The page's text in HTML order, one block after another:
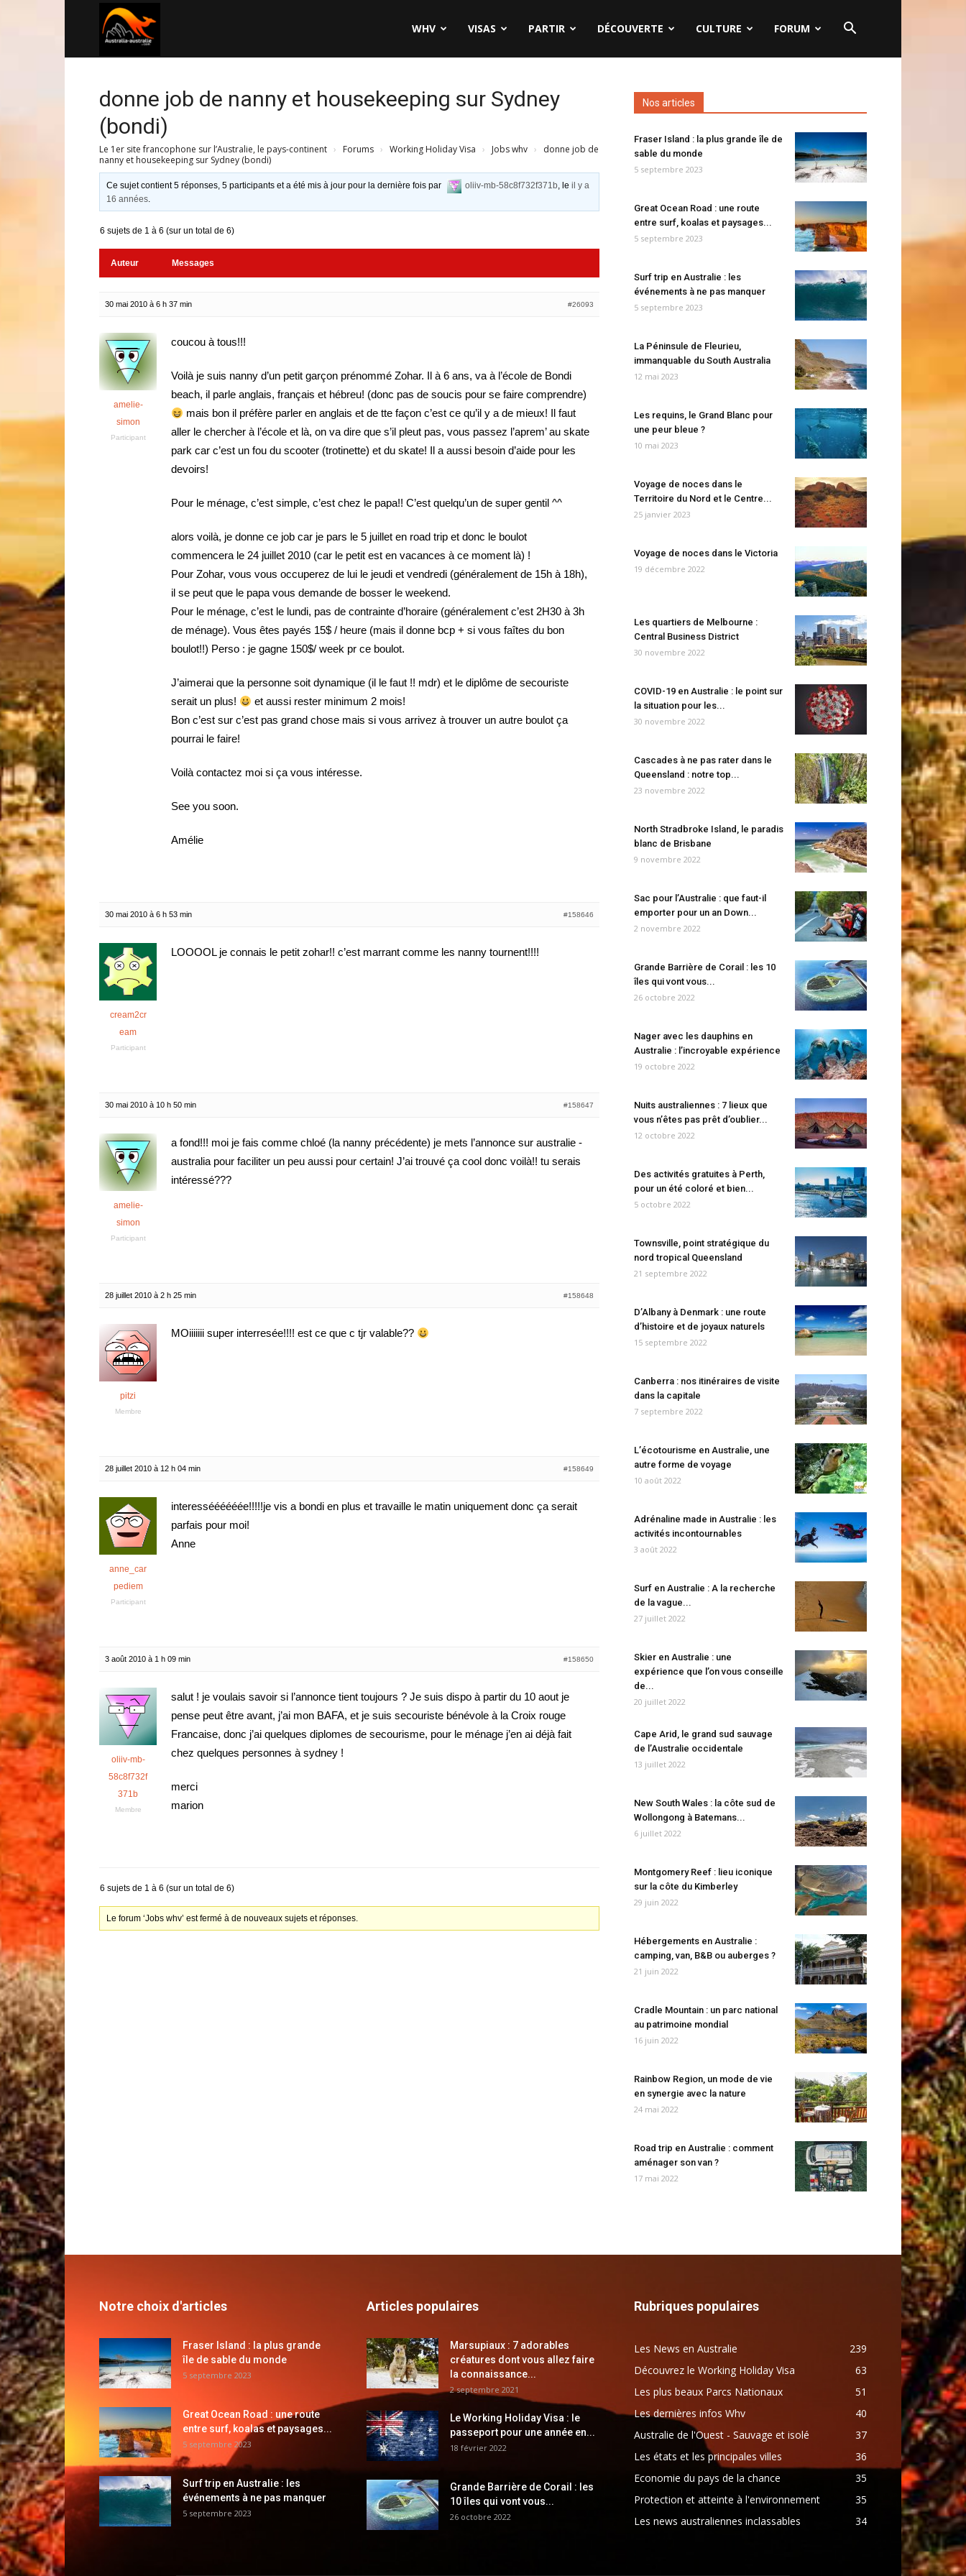
WHV VISAS PARTIR DÉCOUVERTE CULTURE FORUM
donne job de nanny et housekeeping sur Sydney
(bondi)
Le 1er site francophone sur l’Australie, le pays-continent › Forums › Working Holiday Visa › Jobs whv ›
donne job de
nanny et housekeeping sur Sydney (bondi)
Ce sujet contient 5 réponses, 5 participants et a été mis à jour pour la dernière fois par oliiv-mb-58c8f732f371b, leil y a
16 années.
6 sujets de 1 à 6 (sur un total de 6)
Auteur Messages
30 mai 2010 à 6 h 37 min #26093
amelie-
simon
Participant
coucou à tous!!!
Voilà je suis nanny d’un petit garçon prénommé Zohar. Il à 6 ans, va à l’école de Bondi
beach, il parle anglais, français et hébreu! (donc pas de soucis pour se faire comprendre)
mais bon il préfère parler en anglais et de tte façon c’est ce qu’il y a de mieux! Il faut
aller le chercher à l’école et là, on va dire que s’il pleut pas, vous passez l’aprem’ au skate
park car c’est un fou du scooter (trotinette) et du skate! Il a aussi besoin d’aide pour les
devoirs!
Pour le ménage, c’est simple, c’est chez le papa!! C’est quelqu’un de super gentil ^^
alors voilà, je donne ce job car je pars le 5 juillet en road trip et donc le boulot
commencera le 24 juillet 2010 (car le petit est en vacances à ce moment là) !
Pour Zohar, vous vous occuperez de lui le jeudi et vendredi (généralement de 15h à 18h),
il se peut que le papa vous demande de bosser le weekend.
Pour le ménage, c’est le lundi, pas de contrainte d’horaire (généralement c’est 2H30 à 3h
de ménage). Vous êtes payés 15$ / heure (mais il donne bcp + si vous faîtes du bon
boulot!!) Perso : je gagne 150$/ week pr ce boulot.
J’aimerai que la personne soit dynamique (il le faut !! mdr) et le diplôme de secouriste
serait un plus!
et aussi rester minimum 2 mois!
Bon c’est sur c’est pas grand chose mais si vous arrivez à trouver un autre boulot ça
pourrai le faire!
Voilà contactez moi si ça vous intéresse.
See you soon.
Amélie
30 mai 2010 à 6 h 53 min #158646
cream2cr
eam
Participant
LOOOOL je connais le petit zohar!! c’est marrant comme les nanny tournent!!!!
30 mai 2010 à 10 h 50 min #158647
amelie-
simon
Participant
a fond!!! moi je fais comme chloé (la nanny précédente) je mets l’annonce sur australie -
australia pour faciliter un peu aussi pour certain! J’ai trouvé ça cool donc voilà!! tu serais
intéressé???
28 juillet 2010 à 2 h 25 min #158648
pitzi
Membre
MOiiiiiii super interresée!!!! est ce que c tjr valable??
28 juillet 2010 à 12 h 04 min #158649
anne_car
pediem
Participant
interesséééééée!!!!!je vis a bondi en plus et travaille le matin uniquement donc ça serait
parfais pour moi!
Anne
3 août 2010 à 1 h 09 min #158650
oliiv-mb-
58c8f732f
371b
Membre
salut ! je voulais savoir si l’annonce tient toujours ? Je suis dispo à partir du 10 aout je
pense peut être avant, j’ai mon BAFA, et je suis secouriste bénévole à la Croix rouge
Francaise, donc j’ai quelques diplomes de secourisme, pour le ménage j’en ai déjà fait
chez quelques personnes à sydney !
merci
marion
6 sujets de 1 à 6 (sur un total de 6)
Le forum ‘Jobs whv’ est fermé à de nouveaux sujets et réponses.
Nos articles
Fraser Island : la plus grande île de
sable du monde
5 septembre 2023
Great Ocean Road : une route
entre surf, koalas et paysages...
5 septembre 2023
Surf trip en Australie : les
événements à ne pas manquer
5 septembre 2023
La Péninsule de Fleurieu,
immanquable du South Australia
12 mai 2023
Les requins, le Grand Blanc pour
une peur bleue ?
10 mai 2023
Voyage de noces dans le
Territoire du Nord et le Centre...
25 janvier 2023
Voyage de noces dans le Victoria
19 décembre 2022
Les quartiers de Melbourne :
Central Business District
30 novembre 2022
COVID-19 en Australie : le point sur
la situation pour les...
30 novembre 2022
Cascades à ne pas rater dans le
Queensland : notre top...
23 novembre 2022
North Stradbroke Island, le paradis
blanc de Brisbane
9 novembre 2022
Sac pour l’Australie : que faut-il
emporter pour un an Down...
2 novembre 2022
Grande Barrière de Corail : les 10
îles qui vont vous...
26 octobre 2022
Nager avec les dauphins en
Australie : l’incroyable expérience
19 octobre 2022
Nuits australiennes : 7 lieux que
vous n’êtes pas prêt d’oublier...
12 octobre 2022
Des activités gratuites à Perth,
pour un été coloré et bien...
5 octobre 2022
Townsville, point stratégique du
nord tropical Queensland
21 septembre 2022
D’Albany à Denmark : une route
d’histoire et de joyaux naturels
15 septembre 2022
Canberra : nos itinéraires de visite
dans la capitale
7 septembre 2022
L’écotourisme en Australie, une
autre forme de voyage
10 août 2022
Adrénaline made in Australie : les
activités incontournables
3 août 2022
Surf en Australie : A la recherche
de la vague...
27 juillet 2022
Skier en Australie : une
expérience que l’on vous conseille
de...
20 juillet 2022
Cape Arid, le grand sud sauvage
de l’Australie occidentale
13 juillet 2022
New South Wales : la côte sud de
Wollongong à Batemans...
6 juillet 2022
Montgomery Reef : lieu iconique
sur la côte du Kimberley
29 juin 2022
Hébergements en Australie :
camping, van, B&B ou auberges ?
21 juin 2022
Cradle Mountain : un parc national
au patrimoine mondial
16 juin 2022
Rainbow Region, un mode de vie
en synergie avec la nature
24 mai 2022
Road trip en Australie : comment
aménager son van ?
17 mai 2022
Notre choix d'articles
Fraser Island : la plus grande
île de sable du monde
5 septembre 2023
Great Ocean Road : une route
entre surf, koalas et paysages...
5 septembre 2023
Surf trip en Australie : les
événements à ne pas manquer
5 septembre 2023
Articles populaires
Marsupiaux : 7 adorables
créatures dont vous allez faire
la connaissance...
2 septembre 2021
Le Working Holiday Visa : le
passeport pour une année en...
18 février 2022
Grande Barrière de Corail : les
10 îles qui vont vous...
26 octobre 2022
Rubriques populaires
Les News en Australie
239
Découvrez le Working Holiday Visa
63
Les plus beaux Parcs Nationaux
51
Les dernières infos Whv
40
Australie de l'Ouest - Sauvage et isolé
37
Les états et les principales villes
36
Economie du pays de la chance
35
Protection et atteinte à l'environnement
35
Les news australiennes inclassables
34